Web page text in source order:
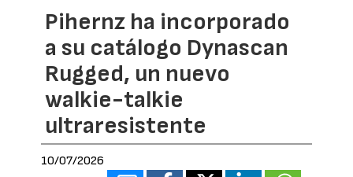
Pihernz ha incorporado
a su catálogo Dynascan
Rugged, un nuevo
walkie-talkie
ultraresistente
10/07/2026